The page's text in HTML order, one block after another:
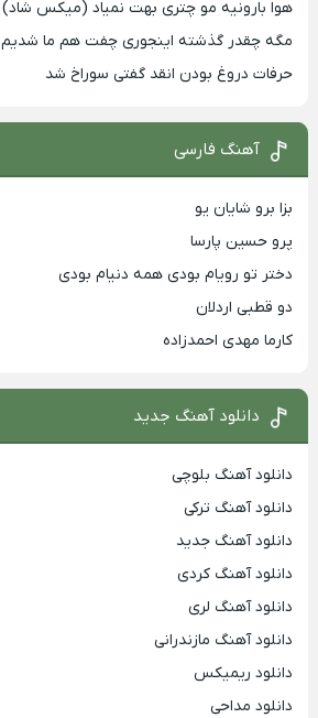
هوا بارونیه مو چتری بهت نمیاد (میکس شاد)
مگه چقدر گذشته اینجوری چفت هم ما شدیم
حرفات دروغ بودن انقد گفتی سوراخ شد
آهنگ فارسی
بزا برو شایان یو
پرو حسین پارسا
دختر تو رویام بودی همه دنیام بودی
دو قطبی اردلان
کارما مهدی احمدزاده
دانلود آهنگ جدید
دانلود آهنگ بلوچی
دانلود آهنگ ترکی
دانلود آهنگ جدید
دانلود آهنگ کردی
دانلود آهنگ لری
دانلود آهنگ مازندرانی
دانلود ریمیکس
دانلود مداحی